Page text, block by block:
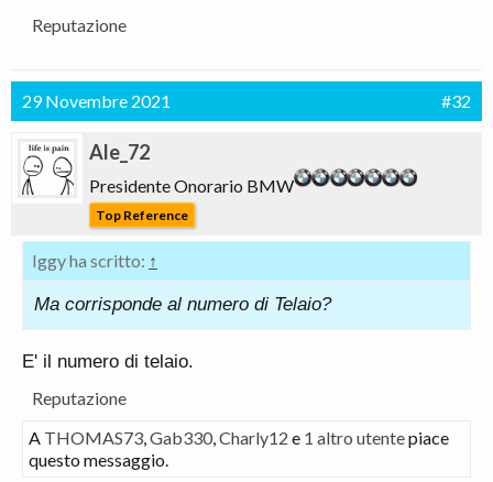
Reputazione
29 Novembre 2021 #32
Ale_72
Presidente Onorario BMW
Top Reference
Iggy ha scritto: ↑
Ma corrisponde al numero di Telaio?
E' il numero di telaio.
Reputazione
A THOMAS73,Gab330,Charly12 e 1 altro utentepiace
questo messaggio.